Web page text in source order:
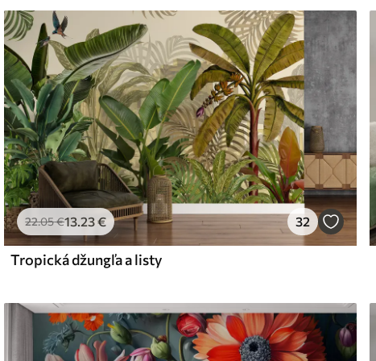
čistiť vodou.
.6734.00€ /m²
and Stick
49.00€/m²
22.05€13 .23€ 32
Tropická džungľa a listy